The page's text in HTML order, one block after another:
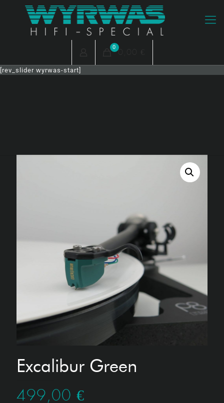
0 0,00 €
[rev_slider wyrwas-start]
Excalibur Green
499,00 €